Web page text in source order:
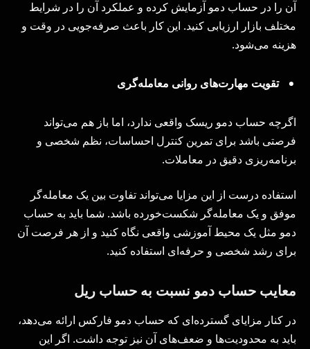
آن را در حساب دمو آزمایش کرده و عملکرد آن را در شرایط
مختلف بازار ارزیابی کنید. این کار باعث صرفه‌جویی در وقت و
هزینه می‌شود.
تقویت مهارت‌های روانی معامله‌گری
اگرچه حساب دمو ریسک واقعی ندارد، اما باز هم می‌تواند
فرصتی باشد برای تمرین کنترل احساسات، نظم شخصی و
برنامه‌ریزی دقیق در معاملات.
استفاده درست از این مزایا می‌تواند تفاوت بین یک معامله‌گر
موفق و یک معامله‌گر شکست‌خورده باشد. شما باید به حساب
دمو مثل یک محیط آموزشی واقعی نگاه کنید و از هر فرصت آن
برای رشد شخصی و حرفه‌ای استفاده کنید.
معایب حساب دمو نسبت به حساب ریل
در کنار مزایای گسترده‌ای که حساب دمو فارکس ارائه می‌دهد،
باید به محدودیت‌ها و ضعف‌های آن نیز توجه داشت. اگر این